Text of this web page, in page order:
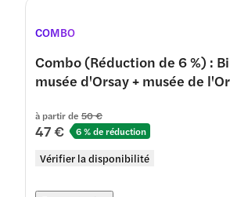
COMBO
Combo (Réduction de 6 %) :
musée d'Orsay + musée de
à partir de 50 €
47 € 6 % de réduction
Vérifier la disponibilité